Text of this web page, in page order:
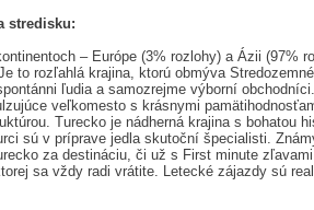
stredisku:
– Európe (3% rozlohy) a Ázii (97%
to rozľahlá krajina, ktorú obmýva
ľudia a samo­zrejme výborní
veľkomesto s krásnymi
Turecko je nádherná krajina s bohatou
sú v príprave jedla skutoční špecialisti.
za destináciu, či už s First minute
sa vždy radi vrátite. Letecké zá­jazdy sú